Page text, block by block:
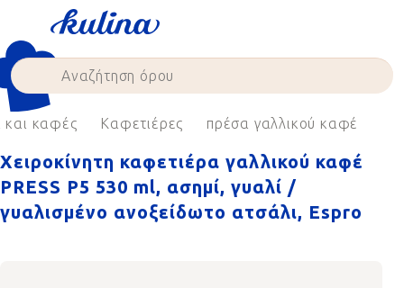
content
και καφές Καφετιέρες πρέσα γαλλικού καφέ
Χειροκίνητη καφετιέρα γαλλικού καφέ
PRESS P5 530 ml, ασημί, γυαλί /
γυαλισμένο ανοξείδωτο ατσάλι, Espro